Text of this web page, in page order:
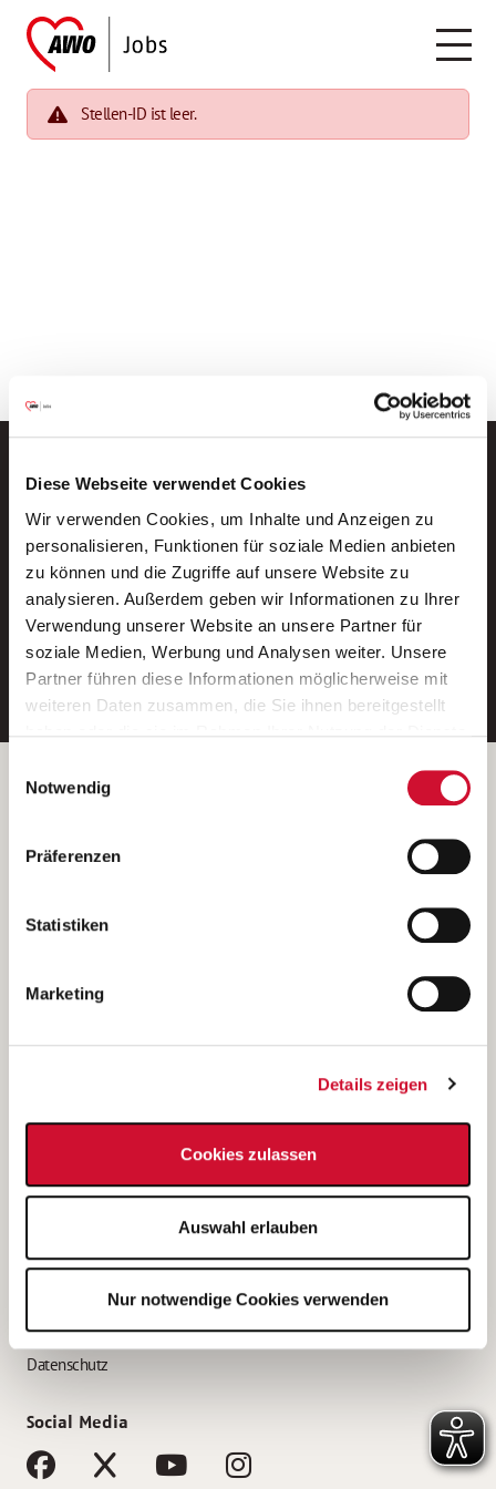
Diese Webseite verwendet Cookies
Wir verwenden Cookies, um Inhalte und Anzeigen zu
personalisieren, Funktionen für soziale Medien anbieten
zu können und die Zugriffe auf unsere Website zu
analysieren. Außerdem geben wir Informationen zu Ihrer
Verwendung unserer Website an unsere Partner für
soziale Medien, Werbung und Analysen weiter. Unsere
Partner führen diese Informationen möglicherweise mit
weiteren Daten zusammen, die Sie ihnen bereitgestellt
Wenn Sie auf „Cookies zulassen“ klicken, so stimmen
Sie der Speicherung sämtlicher Cookies zu. Sie können
Ihre Einwilligung selbstverständlich jederzeit widerrufen,
indem Sie die Cookie-Einstellungen aufrufen und diese
unsererDatenschutzerklärung
Notwendig
Präferenzen
Statistiken
Marketing
Details zeigen
Cookies zulassen
Auswahl erlauben
Nur notwendige Cookies verwenden
Stellen-ID ist leer.
Neue Stellen per E-Mail.
Ein kostenloser Service von AWO
Jobs.
E-Mail-Adresse eintragen
Betreiber der Webseite
Kantstraße 45a
(Ein Tochterunternehmen des AWO Bezirksverbandes Unterfranken
e.V.)
Bewerbung als Altenpflegehelfer*in
Bewerbung als Erzieher*in
AWO Gliederungen nach Bundesland
Impressum
Datenschutz
Social Media